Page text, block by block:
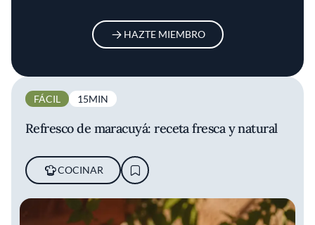
HAZTE MIEMBRO
FÁCIL 15MIN
Refresco de maracuyá: receta fresca y natural
COCINAR